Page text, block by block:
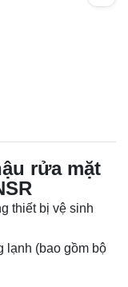
rửa mặt
thiết bị vệ sinh
lạnh (bao gồm bộ